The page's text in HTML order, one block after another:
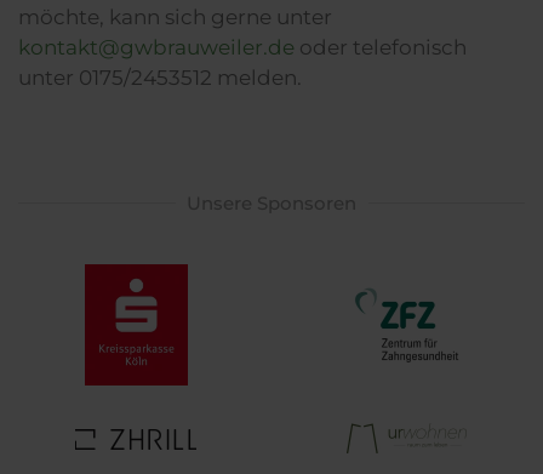
möchte, kann sich gerne unter
kontakt@gwbrauweiler.de oder telefonisch
unter 0175/2453512 melden.
Unsere Sponsoren